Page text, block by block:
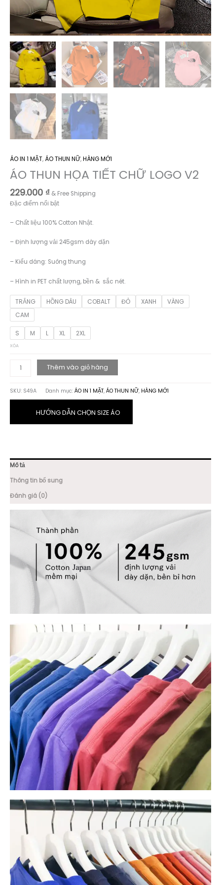
ÁO IN 1 MẶT, ÁO THUN NỮ,HÀNG MỚI
ÁO THUN HỌA TIẾT CHỮ LOGO V2
229.000 ₫ & Free Shipping
Đặc điểm nổi bật
– Chất liệu 100% Cotton Nhật.
– Định lượng vải 245gsm dày dặn
– Kiểu dáng: Suông thung
– Hình in PET chất lượng, bền & sắc nét.
TRẮNG HỒNG DÂU COBALT ĐỎ XANH
VÀNG
CAM
S M L XL 2XL
XÓA
TIẾT
CHỮ
Thêm vào giỏ hàng
SKU: S49A Danh mục: ÁO IN 1 MẶT, ÁO THUN NỮ, HÀNG MỚI
HƯỚNG DẪN CHỌN SIZE ÁO
Mô tả
Thông tin bổ sung
Đánh giá (0)